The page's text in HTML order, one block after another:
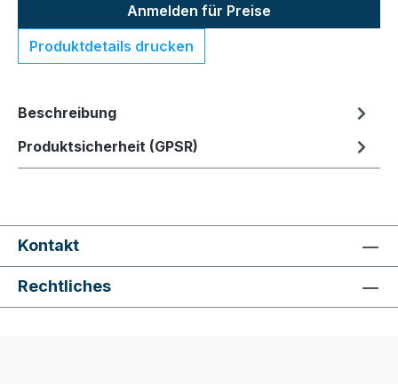
Anmelden für Preise
Produktdetails drucken
Beschreibung
Produktsicherheit (GPSR)
Kontakt
Rechtliches